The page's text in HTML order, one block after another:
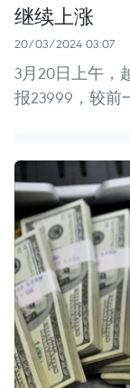
继续上涨
20/03/2024 03:07
3月20日上午，
报23999，较前